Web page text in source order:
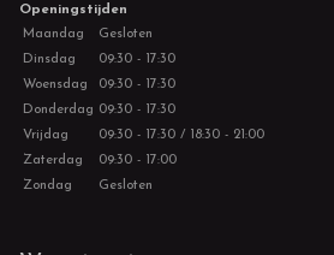
Openingstijden
Maandag
Gesloten
Dinsdag
09:30 - 17:30
Woensdag
09:30 - 17:30
Donderdag 09:30 - 17:30
Vrijdag
09:30 - 17:30 / 18:30 - 21:00
Zaterdag
09:30 - 17:00
Zondag
Gesloten